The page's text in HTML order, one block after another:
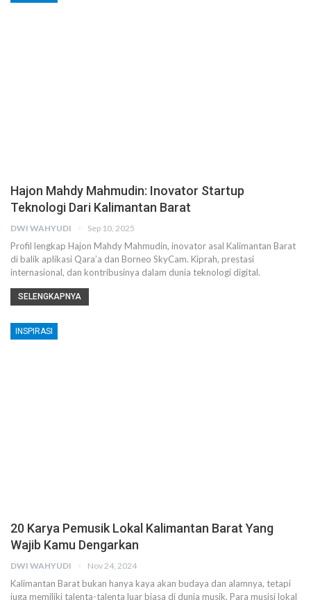
Hajon Mahdy Mahmudin: Inovator Startup
Teknologi Dari Kalimantan Barat
DWI WAHYUDI Sep 10, 2025
Profil lengkap Hajon Mahdy Mahmudin, inovator asal Kalimantan Barat
di balik aplikasi Qara’a dan Borneo SkyCam. Kiprah, prestasi
internasional, dan kontribusinya dalam dunia teknologi digital.
SELENGKAPNYA
INSPIRASI
20 Karya Pemusik Lokal Kalimantan Barat Yang
Wajib Kamu Dengarkan
DWI WAHYUDI Nov 24, 2024
Kalimantan Barat bukan hanya kaya akan budaya dan alamnya, tetapi
juga memiliki talenta-talenta luar biasa di dunia musik. Para musisi lokal